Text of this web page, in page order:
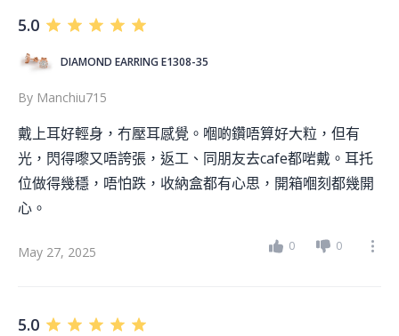
5.0
DIAMOND EARRING E1308-35
By Manchiu715
戴上耳好輕身，冇壓耳感覺。嗰啲鑽唔算好大粒，但有
光，閃得嚟又唔誇張，返工、同朋友去cafe都啱戴。耳托
位做得幾穩，唔怕跌，收納盒都有心思，開箱嗰刻都幾開
心。
May 27, 2025 0 0
5.0